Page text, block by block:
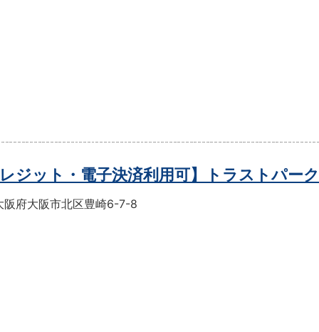
レジット・電子決済利用可】トラストパー
阪府大阪市北区豊崎6-7-8